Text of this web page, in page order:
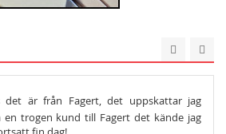
det är från Fagert, det uppskattar jag
en trogen kund till Fagert det kände jag